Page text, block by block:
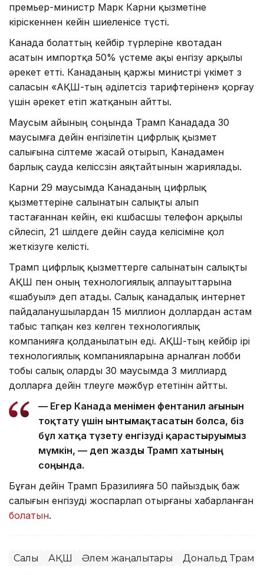
премьер-министр Марк Карни қызметіне
кіріскеннен кейін шиеленісе түсті.
Канада болаттың кейбір түрлеріне квотадан
асатын импортқа 50% үстеме ақы енгізу арқылы
әрекет етті. Канаданың қаржы министрі үкімет өз
саласын «АҚШ-тың әділетсіз тарифтерінен» қорғау
үшін әрекет етіп жатқанын айтты.
Маусым айының соңында Трамп Канадада 30
маусымға дейін енгізілетін цифрлық қызмет
салығына сілтеме жасай отырып, Канадамен
барлық сауда келіссөзін аяқтайтынын жариялады.
Карни 29 маусымда Канаданың цифрлық
қызметтеріне салынатын салықты алып
тастағаннан кейін, екі көшбасшы телефон арқылы
сөйлесіп, 21 шілдеге дейін сауда келісіміне қол
жеткізуге келісті.
Трамп цифрлық қызметтерге салынатын салықты
АҚШ пен оның технологиялық алпауыттарына
«шабуыл» деп атады. Салық канадалық интернет
пайдаланушылардан 15 миллион доллардан астам
табыс тапқан кез келген технологиялық
компанияға қолданылатын еді. АҚШ-тың кейбір ірі
технологиялық компанияларына арналған лобби
тобы салық оларды 30 маусымда 3 миллиард
долларға дейін төлеуге мәжбүр ететінін айтты.
— Егер Канада менімен фентанил ағынын
тоқтату үшін ынтымақтасатын болса, біз
бұл хатқа түзету енгізуді қарастыруымыз
мүмкін, — деп жазды Трамп хатының
соңында.
Бұған дейін Трамп Бразилияға 50 пайыздық баж
салығын енгізуді жоспарлап отырғаны хабарланған
болатын.
Салық АҚШ Әлем жаңалықтары Дональд Трамп